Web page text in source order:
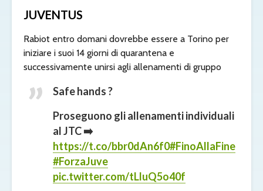
JUVENTUS
Rabiot entro domani dovrebbe essere a Torino per
iniziare i suoi 14 giorni di quarantena e
successivamente unirsi agli allenamenti di gruppo
Safe hands ?
Proseguono gli allenamenti individuali
al JTC ➡️
https://t.co/bbr0dAn6f0#FinoAllaFine
#ForzaJuve
pic.twitter.com/tLluQ5o40f